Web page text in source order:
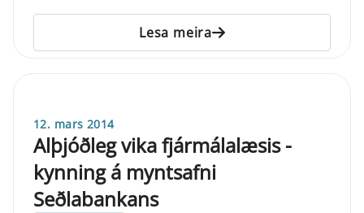
Lesa meira
12. mars 2014
Alþjóðleg vika fjármálalæsis -
kynning á myntsafni
Seðlabankans